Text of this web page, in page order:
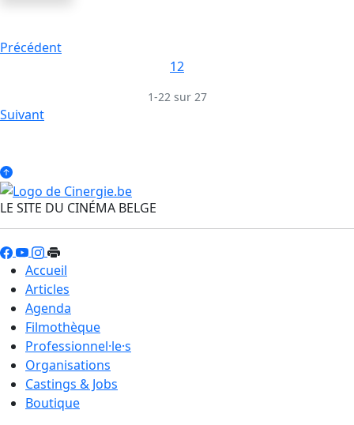
Précédent
12
1-22 sur 27
Suivant
LE SITE DU CINÉMA BELGE
Accueil
Articles
Agenda
Filmothèque
Professionnel·le·s
Organisations
Castings & Jobs
Boutique